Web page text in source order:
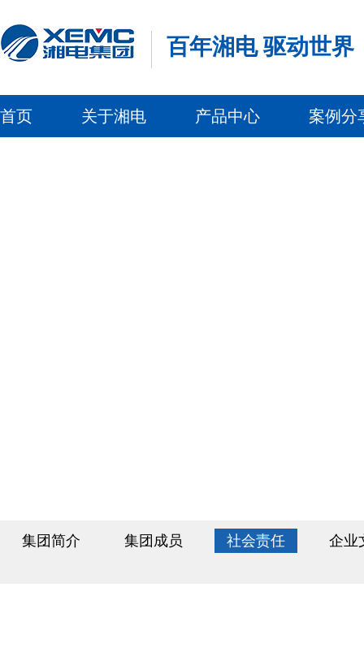
百年湘电 驱动世界
首页 关于湘电 产品中心 案例分
集团简介 集团成员 社会责任 企业